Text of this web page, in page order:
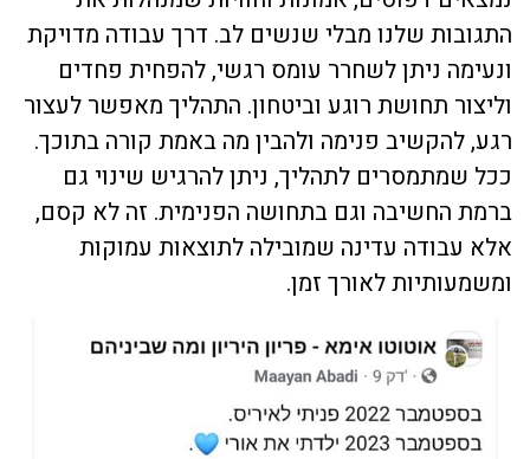
התגובות שלנו מבלי שנשים לב. דרך עבודה מדויקת
ונעימה ניתן לשחרר עומס רגשי, להפחית פחדים
וליצור תחושת רוגע וביטחון. התהליך מאפשר לעצור
רגע, להקשיב פנימה ולהבין מה באמת קורה בתוכך.
ככל שמתמסרים לתהליך, ניתן להרגיש שינוי גם
ברמת החשיבה וגם בתחושה הפנימית. זה לא קסם,
אלא עבודה עדינה שמובילה לתוצאות עמוקות
ומשמעותיות לאורך זמן.